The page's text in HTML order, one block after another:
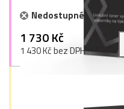
Nedostupné
1 730 Kč
1 430 Kč bez DPH